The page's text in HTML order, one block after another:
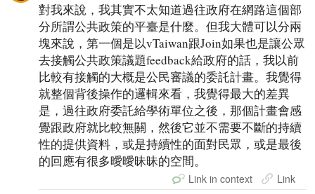
對我來說，我其實不太知道過往政府在網路這個部
分所謂公共政策的平臺是什麼。但我大體可以分兩
塊來說，第一個是以vTaiwan跟Join如果也是讓公眾
去接觸公共政策議題feedback給政府的話，我以前
比較有接觸的大概是公民審議的委託計畫。我覺得
就整個背後操作的邏輯來看，我覺得最大的差異
是，過往政府委託給學術單位之後，那個計畫會感
覺跟政府就比較無關，然後它並不需要不斷的持續
性的提供資料，或是持續性的面對民眾，或是最後
的回應有很多曖曖昧昧的空間。
Link in context Link